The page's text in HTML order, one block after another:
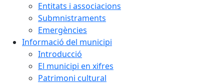
Entitats i associacions
Submnistraments
Emergències
Informació del municipi
Introducció
El municipi en xifres
Patrimoni cultural